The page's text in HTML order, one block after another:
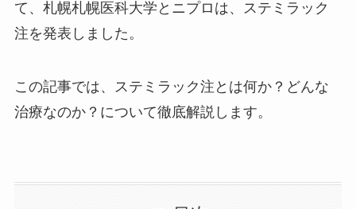
て、札幌札幌医科大学とニプロは、
ステミラック
注を発表しました。
この記事では、ステミラック注とは何か？どんな
治療なのか？について徹底解説します。